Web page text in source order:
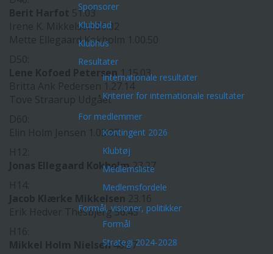
Sponsorer
Klubblad
Klubhus
Resultater
Internationale resultater
Kriterier for internationale resultater
For medlemmer
Kontingent 2026
Klubtøj
Medlemsliste
Medlemsfordele
Formål, visioner, politikker
Formål
Strategi 2024-2028
51.03
Irene K. Mikkelsen 56.32
Mette Ellegaard Kokholm 1.00.50
Lene Kofoed Petersen1.15.03
Tove Straarup Udgået
Elin Holm Jensen 1.03.37
Jonas Ellegaard Kokholm23.27
Erik Hedver Thesbjerg 56.43
Mikkel Holm Nielsen48.57